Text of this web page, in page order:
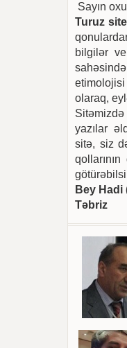
Sayın
Turuz
bilgilər
olaraq,
yazılar
sitə, siz
Bey Hadi
Təbriz